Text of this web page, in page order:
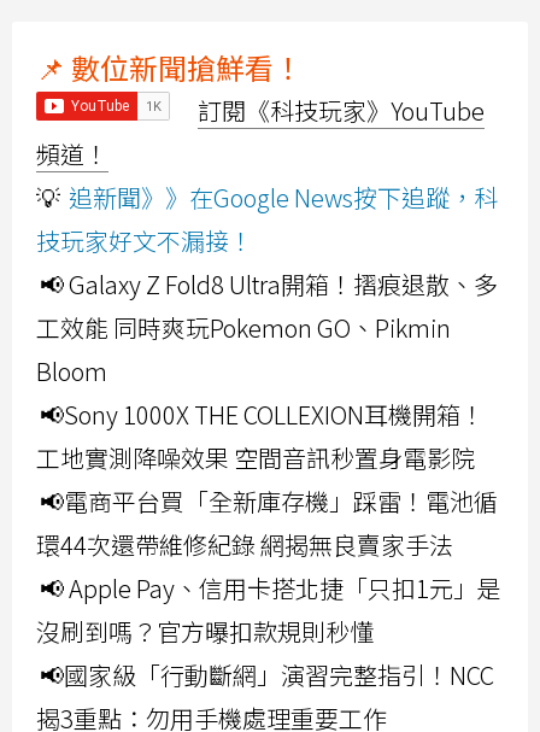
📌 數位新聞搶鮮看！
訂閱《科技玩家》YouTube
頻道！
💡 追新聞》》在Google News按下追蹤，科
技玩家好文不漏接！
📢 Galaxy Z Fold8 Ultra開箱！摺痕退散、多
工效能 同時爽玩Pokemon GO、Pikmin
Bloom
📢Sony 1000X THE COLLEXION耳機開箱！
工地實測降噪效果 空間音訊秒置身電影院
📢電商平台買「全新庫存機」踩雷！電池循
環44次還帶維修紀錄 網揭無良賣家手法
📢 Apple Pay、信用卡搭北捷「只扣1元」是
沒刷到嗎？官方曝扣款規則秒懂
📢國家級「行動斷網」演習完整指引！NCC
揭3重點：勿用手機處理重要工作